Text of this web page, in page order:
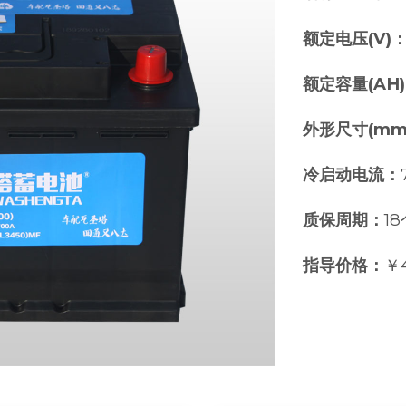
额定电压(V)
额定容量
外形尺寸
冷启动电流：
质保周期：18
指导价格：